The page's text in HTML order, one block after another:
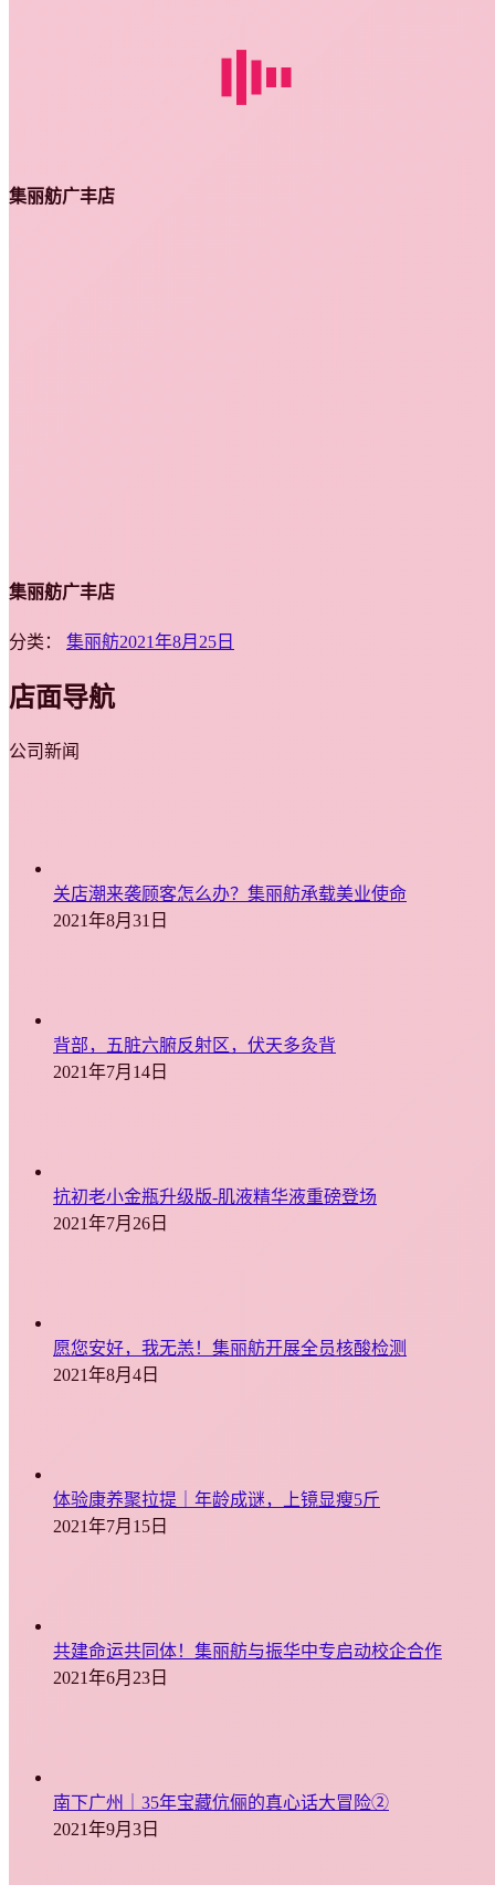
集丽舫广丰店
集丽舫广丰店
分类： 集丽舫2021年8月25日
店面导航
公司新闻
关店潮来袭顾客怎么办？集丽舫承载美业使命
2021年8月31日
背部，五脏六腑反射区，伏天多灸背
2021年7月14日
抗初老小金瓶升级版-肌液精华液重磅登场
2021年7月26日
愿您安好，我无恙！集丽舫开展全员核酸检测
2021年8月4日
体验康养聚拉提｜年龄成谜，上镜显瘦5斤
2021年7月15日
共建命运共同体！集丽舫与振华中专启动校企合作
2021年6月23日
南下广州｜35年宝藏伉俪的真心话大冒险②
2021年9月3日